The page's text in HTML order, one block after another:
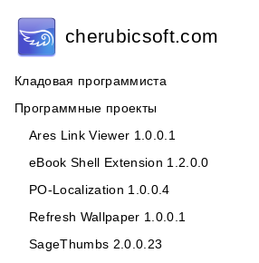
cherubicsoft.com
Кладовая программиста
Программные проекты
Ares Link Viewer 1.0.0.1
eBook Shell Extension 1.2.0.0
PO-Localization 1.0.0.4
Refresh Wallpaper 1.0.0.1
SageThumbs 2.0.0.23